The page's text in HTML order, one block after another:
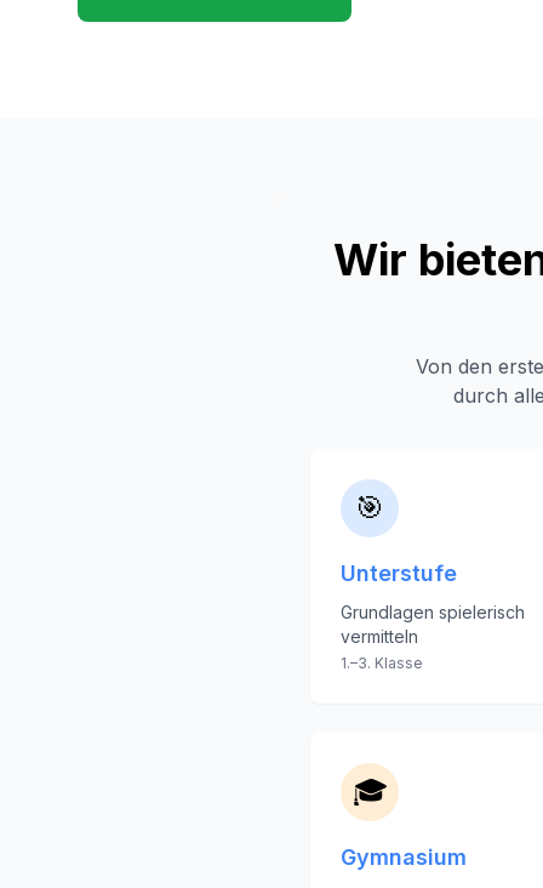
Wir
Von den
durch
🎯
Unterstufe
Grundlagen spielerisch
vermitteln
1.–3. Klasse
🎓
Gymnasium